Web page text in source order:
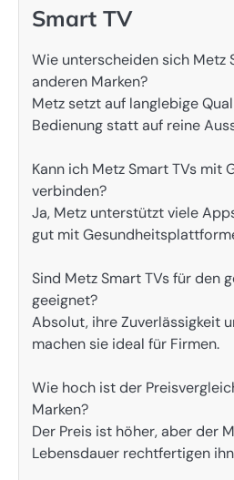
Smart TV
Wie unterscheiden sich Metz
anderen Marken?
Metz setzt auf langlebige
Bedienung statt auf reine
Kann ich Metz Smart TVs mit
verbinden?
Ja, Metz unterstützt viele
gut mit
Sind Metz Smart TVs für den
geeignet?
Absolut, ihre Zuverlässigkeit
machen sie ideal für Firmen.
Wie hoch ist der
Marken?
Der Preis ist höher, aber der
Lebensdauer rechtfertigen